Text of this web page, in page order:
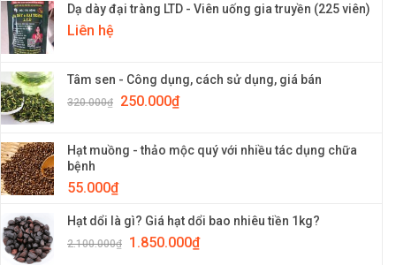
Dạ dày đại tràng LTD - Viên uống gia truyền (225 viên)
Liên hệ
Tâm sen - Công dụng, cách sử dụng, giá bán
320.000₫ 250.000₫
Hạt muồng - thảo mộc quý với nhiều tác dụng chữa
bệnh
55.000₫
Hạt dổi là gì? Giá hạt dổi bao nhiêu tiền 1kg?
2.100.000₫ 1.850.000₫